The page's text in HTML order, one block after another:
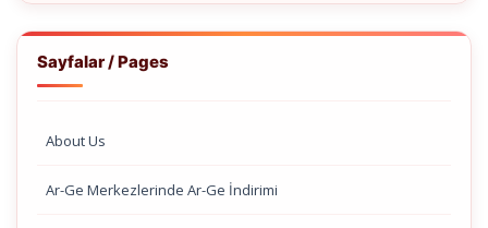
Sayfalar / Pages
About Us
Ar-Ge Merkezlerinde Ar-Ge İndirimi